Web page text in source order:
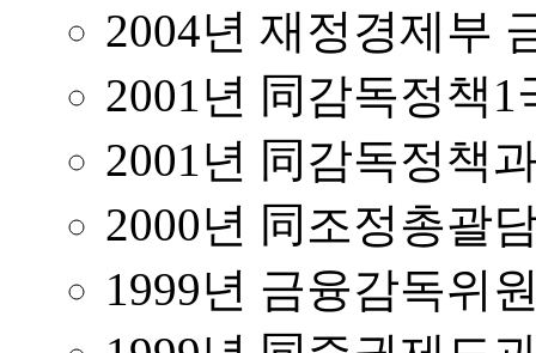
2004년 재정경제부
2001년 同감독정책1
2001년 同감독정책
2000년 同조정총괄
1999년 금융감독위